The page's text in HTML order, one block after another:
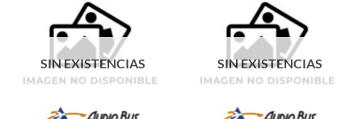
SIN EXISTENCIAS SIN EXISTENCIAS